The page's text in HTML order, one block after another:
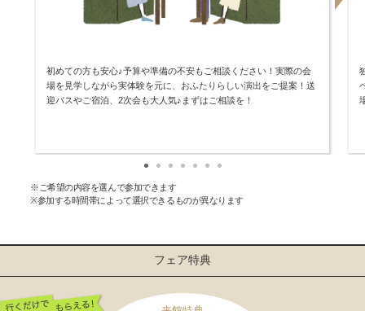
初めての方も安心♪予算や準備の不安もご相談ください！実際の会
場を見学しながら実体験を元に、おふたりらしい演出をご提案！送
迎バスやご宿泊、2次会も大人気♪まずはご相談を！
※ご希望の内容を選んで参加できます
※参加する時間帯によって選択できるものが異なります
フェア特典